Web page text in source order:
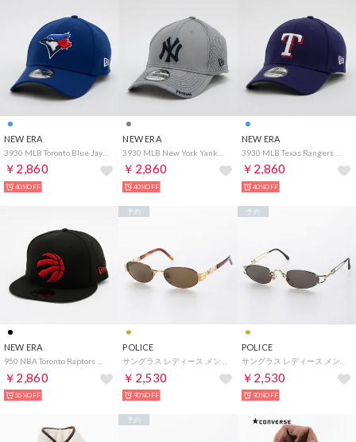
NEW ERA
￥2,860
40%OFF
NEW ERA
￥2,860
40%OFF
NEW ERA
￥2,860
40%OFF
NEW ERA
￥2,860
55%OFF
POLICE
￥2,530
予約
90%OFF
POLICE
￥2,530
予約
90%OFF
予約